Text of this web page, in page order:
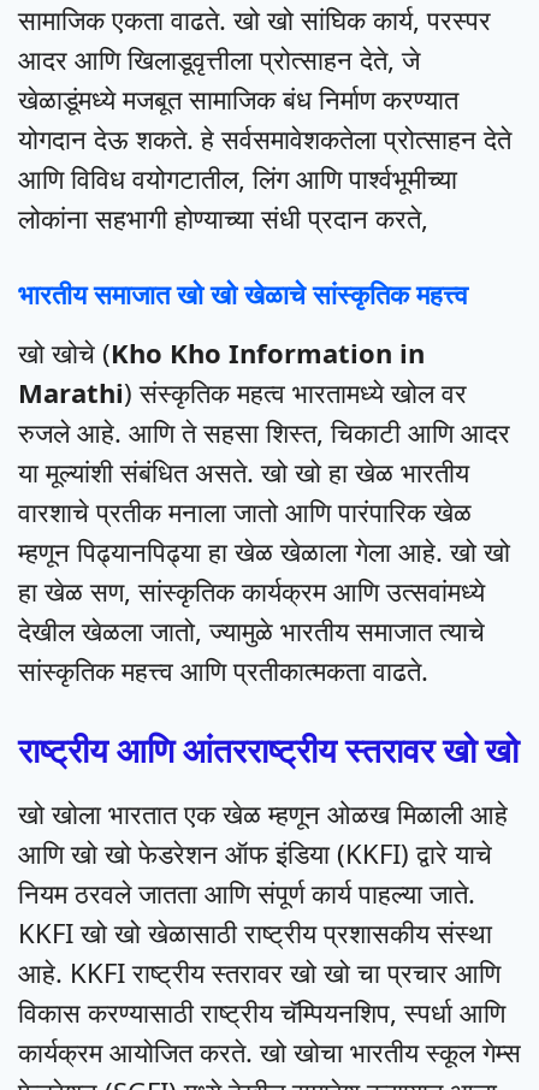
सामाजिक एकता वाढते. खो खो सांघिक कार्य, परस्पर
आदर आणि खिलाडूवृत्तीला प्रोत्साहन देते, जे
खेळाडूंमध्ये मजबूत सामाजिक बंध निर्माण करण्यात
योगदान देऊ शकते. हे सर्वसमावेशकतेला प्रोत्साहन देते
आणि विविध वयोगटातील, लिंग आणि पार्श्वभूमीच्या
लोकांना सहभागी होण्याच्या संधी प्रदान करते,
भारतीय समाजात खो खो खेळाचे सांस्कृतिक महत्त्व
खो खोचे (Kho Kho Information in
Marathi) संस्कृतिक महत्व भारतामध्ये खोल वर
रुजले आहे. आणि ते सहसा शिस्त, चिकाटी आणि आदर
या मूल्यांशी संबंधित असते. खो खो हा खेळ भारतीय
वारशाचे प्रतीक मनाला जातो आणि पारंपारिक खेळ
म्हणून पिढ्यानपिढ्या हा खेळ खेळाला गेला आहे. खो खो
हा खेळ सण, सांस्कृतिक कार्यक्रम आणि उत्सवांमध्ये
देखील खेळला जातो, ज्यामुळे भारतीय समाजात त्याचे
सांस्कृतिक महत्त्व आणि प्रतीकात्मकता वाढते.
राष्ट्रीय आणि आंतरराष्ट्रीय स्तरावर खो खो
खो खोला भारतात एक खेळ म्हणून ओळख मिळाली आहे
आणि खो खो फेडरेशन ऑफ इंडिया (KKFI) द्वारे याचे
नियम ठरवले जातता आणि संपूर्ण कार्य पाहल्या जाते.
KKFI खो खो खेळासाठी राष्ट्रीय प्रशासकीय संस्था
आहे. KKFI राष्ट्रीय स्तरावर खो खो चा प्रचार आणि
विकास करण्यासाठी राष्ट्रीय चॅम्पियनशिप, स्पर्धा आणि
कार्यक्रम आयोजित करते. खो खोचा भारतीय स्कूल गेम्स